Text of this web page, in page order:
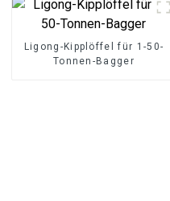
Ligong-Kipplöffel für 1-50-
Tonnen-Bagger